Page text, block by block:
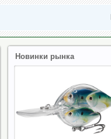
Новинки рынка